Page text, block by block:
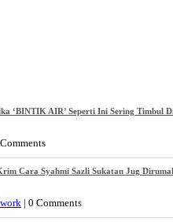
‘BINTIK AIR’ Seperti Ini Sering Timbul
Cara Syahmi Sazli Sukatan Jug
| 0 Comments